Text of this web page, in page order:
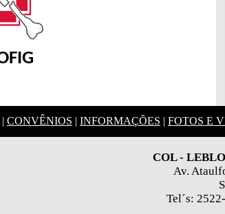
| CONVÊNIOS | INFORMAÇÕES | FOTOS E
COL -
Av.
Tel´s: